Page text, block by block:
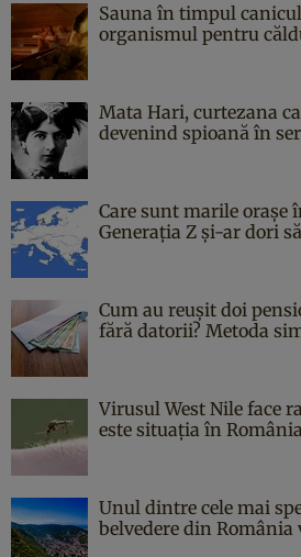
Sauna în timpul
organismul pentru
Mata Hari, curtezana
devenind spioană în
Care sunt marile orașe
Generația Z și-ar dori
Cum au reușit doi
fără datorii? Metoda
Virusul West Nile face
este situația în
Unul dintre cele mai
belvedere din